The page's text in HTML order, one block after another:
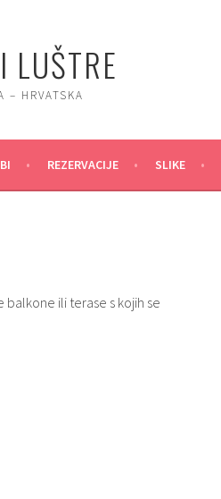
LUŠTRE
– HRVATSKA
REZERVACIJE SLIKE
ili terase s kojih se